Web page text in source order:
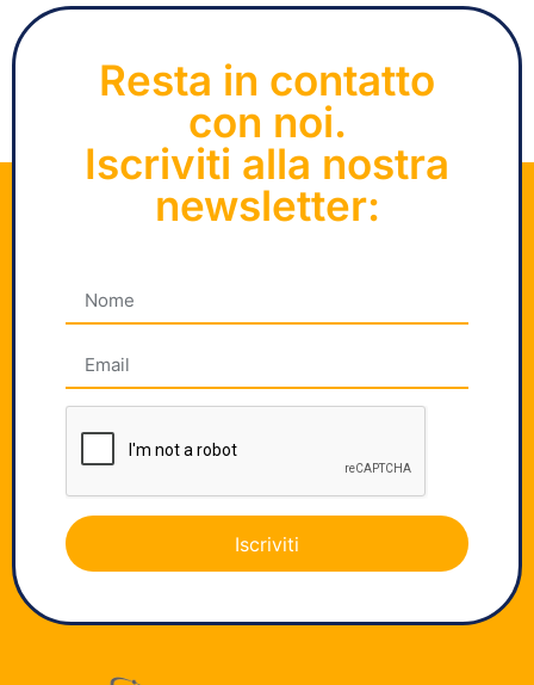
Resta in contatto
con noi.
Iscriviti alla nostra
newsletter:
Iscriviti